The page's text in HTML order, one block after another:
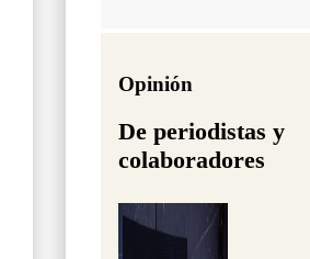
Opinión
De periodistas y
colaboradores